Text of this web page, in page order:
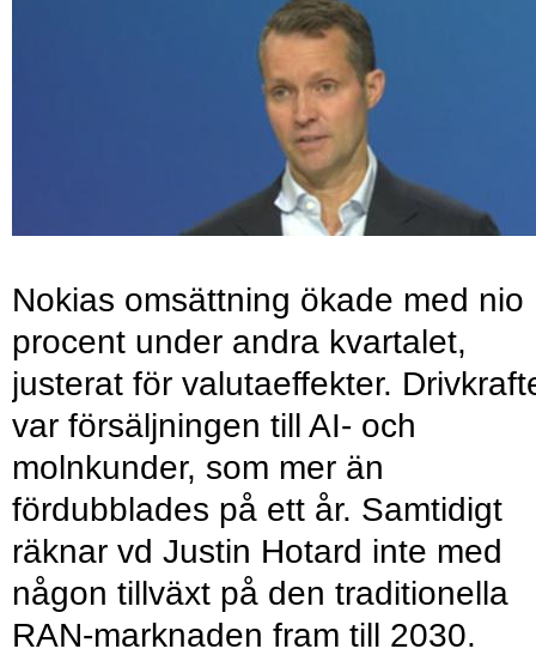
Nokias omsättning ökade med nio
procent under andra kvartalet,
justerat för valutaeffekter.
var försäljningen till AI- och
molnkunder, som mer än
fördubblades på ett år. Samtidigt
räknar vd Justin Hotard inte med
någon tillväxt på den traditionella
RAN-marknaden fram till 2030.